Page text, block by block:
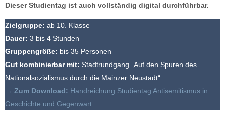
Dieser Studientag ist auch vollständig digital durchführbar.
Zielgruppe: ab 10. Klasse
Dauer: 3 bis 4 Stunden
Gruppengröße: bis 35 Personen
Gut kombinierbar mit: Stadtrundgang „Auf den Spuren des
Nationalsozialismus durch die Mainzer Neustadt“
→ Zum Download: Handreichung Studientag Antisemitismus in
Geschichte und Gegenwart